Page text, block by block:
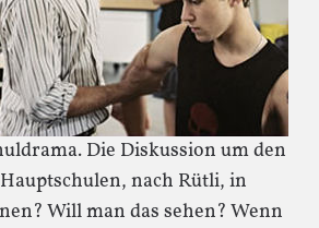
Die Diskussion um den
nach Rütli, in
Will man das sehen? Wenn